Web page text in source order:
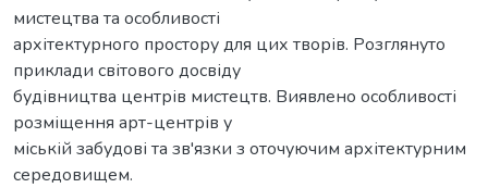
мистецтва та особливості
архітектурного простору для цих творів. Розглянуто
приклади світового досвіду
будівництва центрів мистецтв. Виявлено особливості
розміщення арт-центрів у
міській забудові та зв'язки з оточуючим архітектурним
середовищем.